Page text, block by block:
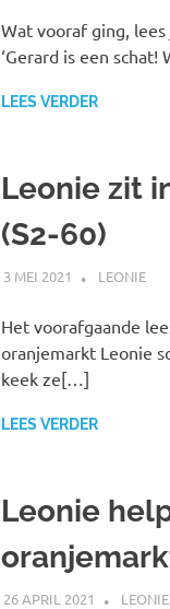
Wat vooraf ging,
‘Gerard is een
LEES VERDER
Leonie zit
(S2-60)
3 MEI 2021 MARJOLEIN
LEONIE
Het voorafgaande
oranjemarkt Leonie
keek ze[…]
LEES VERDER
Leonie
26 APRIL 2021 LEONIE